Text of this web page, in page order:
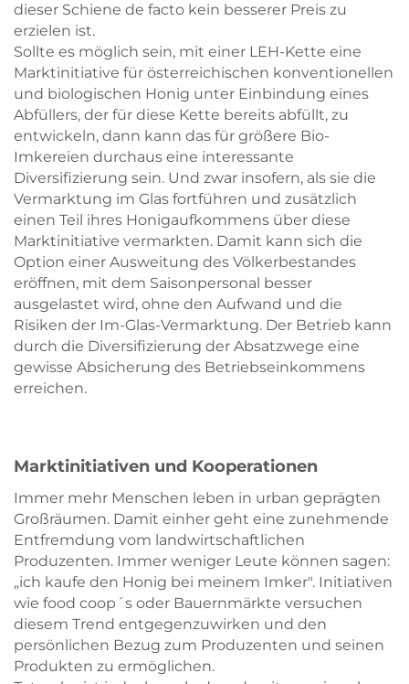
dieser Schiene de facto kein besserer Preis zu
erzielen ist.
Sollte es möglich sein, mit einer LEH-Kette eine
Marktinitiative für österreichischen konventionellen
und biologischen Honig unter Einbindung eines
Abfüllers, der für diese Kette bereits abfüllt, zu
entwickeln, dann kann das für größere Bio-
Imkereien durchaus eine interessante
Diversifizierung sein. Und zwar insofern, als sie die
Vermarktung im Glas fortführen und zusätzlich
einen Teil ihres Honigaufkommens über diese
Marktinitiative vermarkten. Damit kann sich die
Option einer Ausweitung des Völkerbestandes
eröffnen, mit dem Saisonpersonal besser
ausgelastet wird, ohne den Aufwand und die
Risiken der Im-Glas-Vermarktung. Der Betrieb kann
durch die Diversifizierung der Absatzwege eine
gewisse Absicherung des Betriebseinkommens
erreichen.
Marktinitiativen und Kooperationen
Immer mehr Menschen leben in urban geprägten
Großräumen. Damit einher geht eine zunehmende
Entfremdung vom landwirtschaftlichen
Produzenten. Immer weniger Leute können sagen:
„ich kaufe den Honig bei meinem Imker". Initiativen
wie food coop´s oder Bauernmärkte versuchen
diesem Trend entgegenzuwirken und den
persönlichen Bezug zum Produzenten und seinen
Produkten zu ermöglichen.